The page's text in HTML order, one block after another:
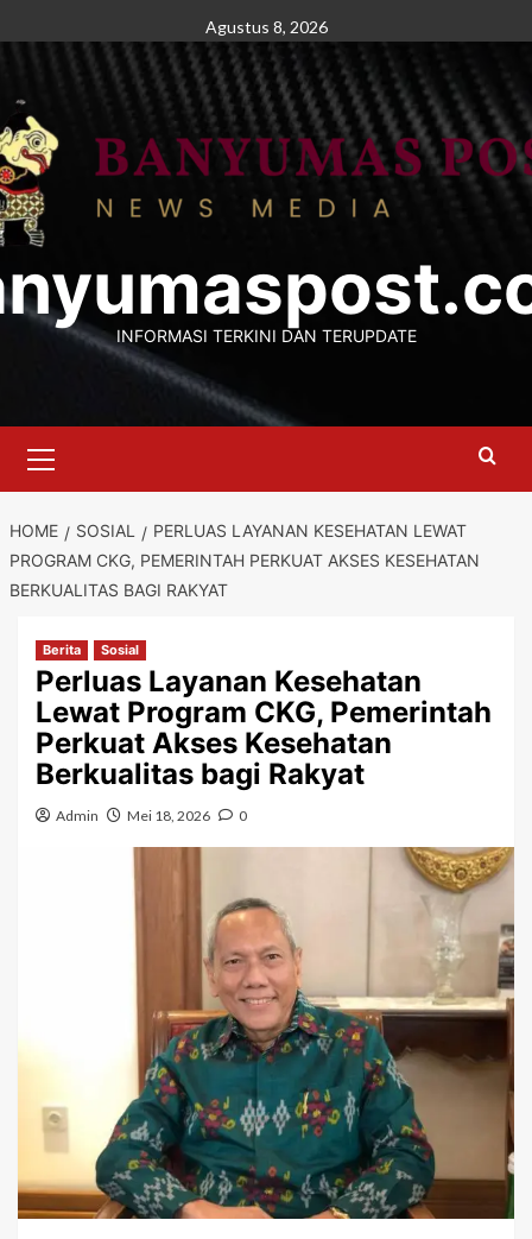
to
Agustus 8, 2026
INFORMASI TERKINI DAN TERUPDATE
Menu
HOME SOSIAL
PERLUAS LAYANAN KESEHATAN LEWAT
PROGRAM CKG, PEMERINTAH PERKUAT AKSES KESEHATAN
BERKUALITAS BAGI RAKYAT
Berita Sosial
Perluas Layanan Kesehatan
Lewat Program CKG, Pemerintah
Perkuat Akses Kesehatan
Berkualitas bagi Rakyat
Admin Mei 18, 2026 0